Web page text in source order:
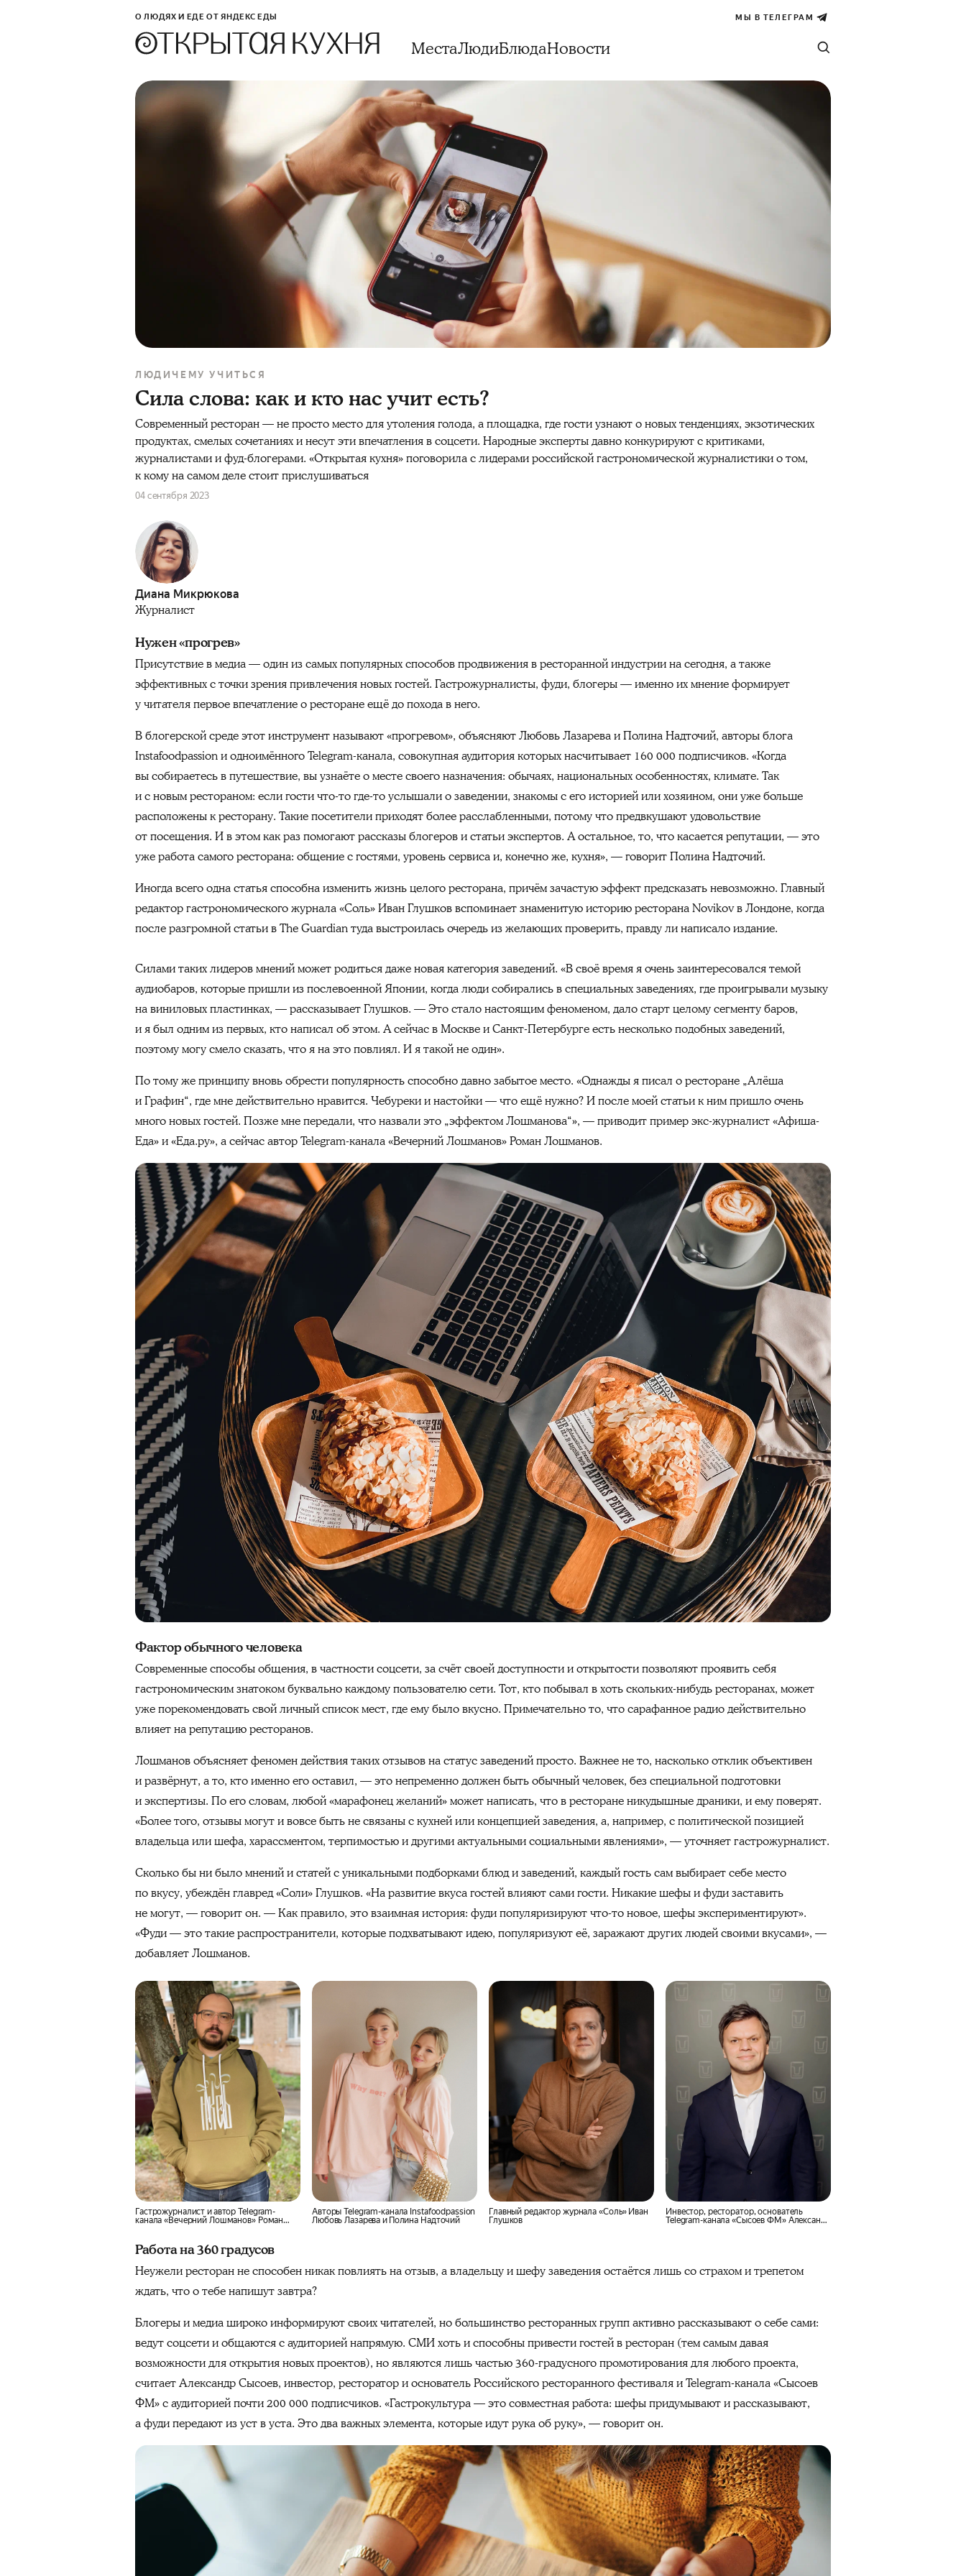
О ЛЮДЯХ И ЕДЕ ОТ ЯНДЕКС ЕДЫ МЫ В ТЕЛЕГРАМ
МестаЛюдиБлюдаНовости
ЛЮДИ ЧЕМУ УЧИТЬСЯ
Сила слова: как и кто нас учит есть?
Современный ресторан — не просто место для утоления голода, а площадка, где гости узнают о новых тенденциях, экзотических
продуктах, смелых сочетаниях и несут эти впечатления в соцсети. Народные эксперты давно конкурируют с критиками,
журналистами и фуд-блогерами. «Открытая кухня» поговорила с лидерами российской гастрономической журналистики о том,
к кому на самом деле стоит прислушиваться
04 сентября 2023
Диана Микрюкова
Журналист
Нужен «прогрев»
Присутствие в медиа — один из самых популярных способов продвижения в ресторанной индустрии на сегодня, а также
эффективных с точки зрения привлечения новых гостей. Гастрожурналисты, фуди, блогеры — именно их мнение формирует
у читателя первое впечатление о ресторане ещё до похода в него.
В блогерской среде этот инструмент называют «прогревом», объясняют Любовь Лазарева и Полина Надточий, авторы блога
Instafoodpassion и одноимённого Telegram-канала, совокупная аудитория которых насчитывает 160 000 подписчиков. «Когда
вы собираетесь в путешествие, вы узнаёте о месте своего назначения: обычаях, национальных особенностях, климате. Так
и с новым рестораном: если гости что-то где-то услышали о заведении, знакомы с его историей или хозяином, они уже больше
расположены к ресторану. Такие посетители приходят более расслабленными, потому что предвкушают удовольствие
от посещения. И в этом как раз помогают рассказы блогеров и статьи экспертов. А остальное, то, что касается репутации, — это
уже работа самого ресторана: общение с гостями, уровень сервиса и, конечно же, кухня», — говорит Полина Надточий.
Иногда всего одна статья способна изменить жизнь целого ресторана, причём зачастую эффект предсказать невозможно. Главный
редактор гастрономического журнала «Соль» Иван Глушков вспоминает знаменитую историю ресторана Novikov в Лондоне, когда
после разгромной статьи в The Guardian туда выстроилась очередь из желающих проверить, правду ли написало издание.
Силами таких лидеров мнений может родиться даже новая категория заведений. «В своё время я очень заинтересовался темой
аудиобаров, которые пришли из послевоенной Японии, когда люди собирались в специальных заведениях, где проигрывали музыку
на виниловых пластинках, — рассказывает Глушков. — Это стало настоящим феноменом, дало старт целому сегменту баров,
и я был одним из первых, кто написал об этом. А сейчас в Москве и Санкт-Петербурге есть несколько подобных заведений,
поэтому могу смело сказать, что я на это повлиял. И я такой не один».
По тому же принципу вновь обрести популярность способно давно забытое место. «Однажды я писал о ресторане „Алёша
и Графин“, где мне действительно нравится. Чебуреки и настойки — что ещё нужно? И после моей статьи к ним пришло очень
много новых гостей. Позже мне передали, что назвали это „эффектом Лошманова“», — приводит пример экс-журналист «Афиша-
Еда» и «Еда.ру», а сейчас автор Telegram-канала «Вечерний Лошманов» Роман Лошманов.
Фактор обычного человека
Современные способы общения, в частности соцсети, за счёт своей доступности и открытости позволяют проявить себя
гастрономическим знатоком буквально каждому пользователю сети. Тот, кто побывал в хоть скольких-нибудь ресторанах, может
уже порекомендовать свой личный список мест, где ему было вкусно. Примечательно то, что сарафанное радио действительно
влияет на репутацию ресторанов.
Лошманов объясняет феномен действия таких отзывов на статус заведений просто. Важнее не то, насколько отклик объективен
и развёрнут, а то, кто именно его оставил, — это непременно должен быть обычный человек, без специальной подготовки
и экспертизы. По его словам, любой «марафонец желаний» может написать, что в ресторане никудышные драники, и ему поверят.
«Более того, отзывы могут и вовсе быть не связаны с кухней или концепцией заведения, а, например, с политической позицией
владельца или шефа, харассментом, терпимостью и другими актуальными социальными явлениями», — уточняет гастрожурналист.
Сколько бы ни было мнений и статей с уникальными подборками блюд и заведений, каждый гость сам выбирает себе место
по вкусу, убеждён главред «Соли» Глушков. «На развитие вкуса гостей влияют сами гости. Никакие шефы и фуди заставить
не могут, — говорит он. — Как правило, это взаимная история: фуди популяризируют что-то новое, шефы экспериментируют».
«Фуди — это такие распространители, которые подхватывают идею, популяризуют её, заражают других людей своими вкусами», —
добавляет Лошманов.
Гастрожурналист и автор Telegram-
канала «Вечерний Лошманов» Роман
Авторы Telegram-канала Instafoodpassion
Любовь Лазарева и Полина Надточий
Главный редактор журнала «Соль» Иван
Глушков
Инвестор, ресторатор, основатель
Telegram-канала «Сысоев ФМ» Александр
Работа на 360 градусов
Неужели ресторан не способен никак повлиять на отзыв, а владельцу и шефу заведения остаётся лишь со страхом и трепетом
ждать, что о тебе напишут завтра?
Блогеры и медиа широко информируют своих читателей, но большинство ресторанных групп активно рассказывают о себе сами:
ведут соцсети и общаются с аудиторией напрямую. СМИ хоть и способны привести гостей в ресторан (тем самым давая
возможности для открытия новых проектов), но являются лишь частью 360-градусного промотирования для любого проекта,
считает Александр Сысоев, инвестор, ресторатор и основатель Российского ресторанного фестиваля и Telegram-канала «Сысоев
ФМ» с аудиторией почти 200 000 подписчиков. «Гастрокультура — это совместная работа: шефы придумывают и рассказывают,
а фуди передают из уст в уста. Это два важных элемента, которые идут рука об руку», — говорит он.